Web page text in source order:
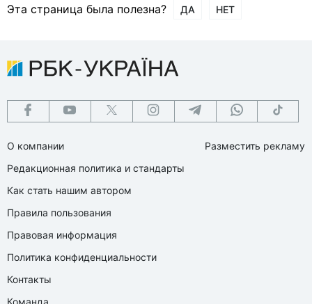
Эта страница была полезна? ДА НЕТ
О компании
Редакционная политика и стандарты
Как стать нашим автором
Правила пользования
Правовая информация
Политика конфиденциальности
Контакты
Команда
Разместить рекламу